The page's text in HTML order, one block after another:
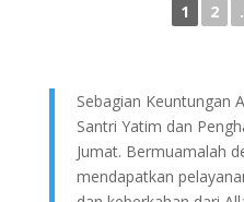
1 2
Sebagian Keuntungan
Santri Yatim dan
Jumat. Bermuamalah
mendapatkan